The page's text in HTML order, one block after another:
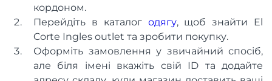
кордоном.
Перейдіть в каталог одягу, щоб знайти El
Corte Ingles outlet та зробити покупку.
Оформіть замовлення у звичайний спосіб,
але біля імені вкажіть свій ID та додайте